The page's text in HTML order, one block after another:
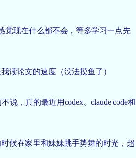
觉现在什么都不会，等多学习一点先
读论文的速度（没法摸鱼了）
说，真的最近用codex、claude code和
候在家里和妹妹跳手势舞的时光，超